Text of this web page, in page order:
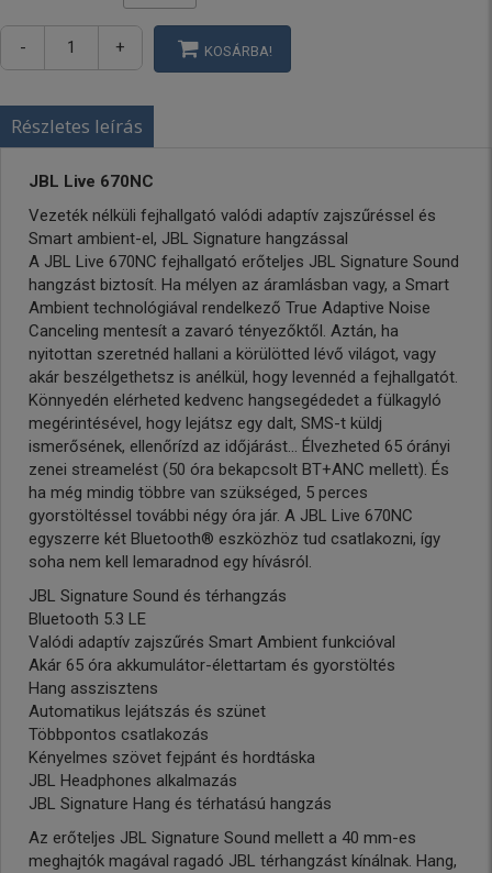
- + KOSÁRBA!
Részletes leírás
JBL Live 670NC
Vezeték nélküli fejhallgató valódi adaptív zajszűréssel és
Smart ambient-el, JBL Signature hangzással
A JBL Live 670NC fejhallgató erőteljes JBL Signature Sound
hangzást biztosít. Ha mélyen az áramlásban vagy, a Smart
Ambient technológiával rendelkező True Adaptive Noise
Canceling mentesít a zavaró tényezőktől. Aztán, ha
nyitottan szeretnéd hallani a körülötted lévő világot, vagy
akár beszélgethetsz is anélkül, hogy levennéd a fejhallgatót.
Könnyedén elérheted kedvenc hangsegédedet a fülkagyló
megérintésével, hogy lejátsz egy dalt, SMS-t küldj
ismerősének, ellenőrízd az időjárást... Élvezheted 65 órányi
zenei streamelést (50 óra bekapcsolt BT+ANC mellett). És
ha még mindig többre van szükséged, 5 perces
gyorstöltéssel további négy óra jár. A JBL Live 670NC
egyszerre két Bluetooth® eszközhöz tud csatlakozni, így
soha nem kell lemaradnod egy hívásról.
JBL Signature Sound és térhangzás
Bluetooth 5.3 LE
Valódi adaptív zajszűrés Smart Ambient funkcióval
Akár 65 óra akkumulátor-élettartam és gyorstöltés
Hang asszisztens
Automatikus lejátszás és szünet
Többpontos csatlakozás
Kényelmes szövet fejpánt és hordtáska
JBL Headphones alkalmazás
JBL Signature Hang és térhatású hangzás
Az erőteljes JBL Signature Sound mellett a 40 mm-es
meghajtók magával ragadó JBL térhangzást kínálnak. Hang,